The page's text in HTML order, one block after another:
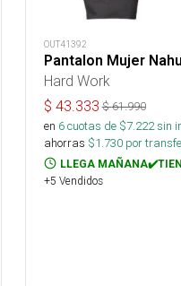
OUT41392
Pantalon Mujer
Hard Work
$ 43.333 $61.990
en 6cuotas de $7.222sin
ahorras $1.730por
LLEGA
+5 Vendidos